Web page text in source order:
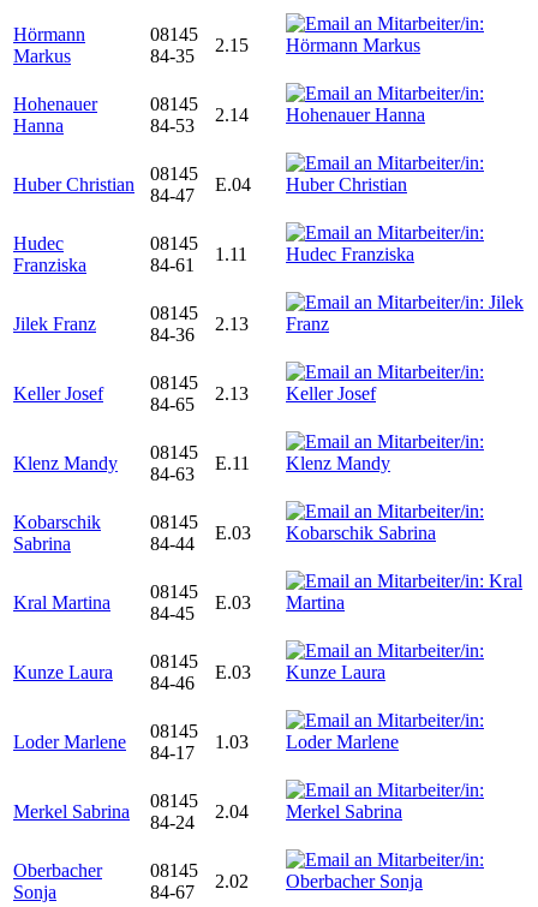
Hörmann
Markus
08145
84-35
2.15
Hohenauer
Hanna
08145
84-53
2.14
Huber Christian
08145
84-47
E.04
Hudec
Franziska
08145
84-61
1.11
Jilek Franz
08145
84-36
2.13
Keller Josef
08145
84-65
2.13
Klenz Mandy
08145
84-63
E.11
Kobarschik
Sabrina
08145
84-44
E.03
Kral Martina
08145
84-45
E.03
Kunze Laura
08145
84-46
E.03
Loder Marlene
08145
84-17
1.03
Merkel Sabrina
08145
84-24
2.04
Oberbacher
Sonja
08145
84-67
2.02